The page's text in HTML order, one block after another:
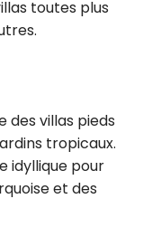
toutes plus
des villas pieds
tropicaux.
idyllique pour
et des